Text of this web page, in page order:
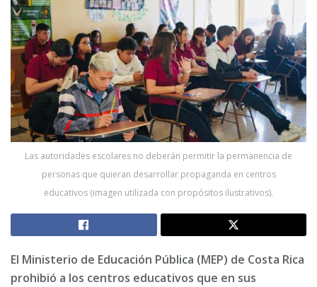
Las autoridades escolares no deberán permitir la permanencia de
personas que quieran desarrollar propaganda en centros
educativos (imagen utilizada con propósitos ilustrativos).
El Ministerio de Educación Pública (MEP) de Costa Rica
prohibió a los centros educativos que en sus